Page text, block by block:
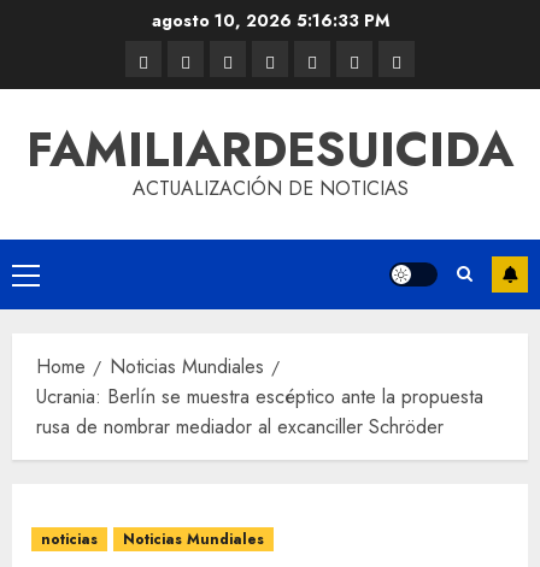
agosto 10, 2026 5:16:33 PM
FAMILIARDESUICIDA
ACTUALIZACIÓN DE NOTICIAS
Home
Noticias Mundiales
Ucrania: Berlín se muestra escéptico ante la propuesta
rusa de nombrar mediador al excanciller Schröder
noticias Noticias Mundiales